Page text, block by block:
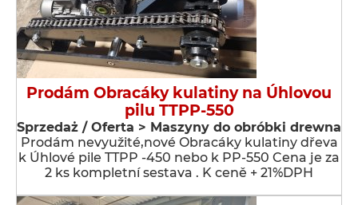
Prodám Obracáky kulatiny na Úhlovou
pilu TTPP-550
Sprzedaż / Oferta > Maszyny do obróbki drewna
Prodám nevyužité,nové Obracáky kulatiny dřeva
k Úhlové pile TTPP -450 nebo k PP-550 Cena je za
2 ks kompletní sestava . K ceně + 21%DPH